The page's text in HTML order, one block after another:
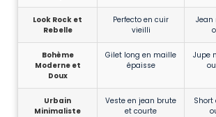
Look Rock et
Rebelle
Perfecto en cuir
vieilli
Jean
Bohème
Moderne et
Doux
Gilet long en maille
épaisse
Jupe
Urbain
Minimaliste
Veste en jean brute
et courte
Short